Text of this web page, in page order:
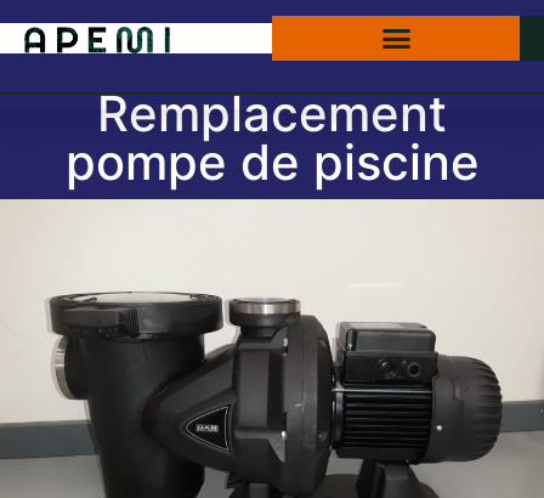
Remplacement
pompe de piscine